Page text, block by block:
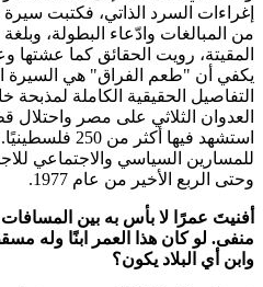
إغراءات السرد الذاتي، فكتبت
من المبالغات وادّعاء البطولة،
المقيتة، رويت الحقائق كما عشتها
يكفي أن "طعم الفراق" هي السيرة
العدوان الثلاثي على مصر
استشهد فيها
وحتى الربع الأخير من عام 1977.
أفنيتَ عمرًا لا بأس به بين
منفى. لو كان هذا العمر ابنًا وله
وابن أي البلاد يكون؟